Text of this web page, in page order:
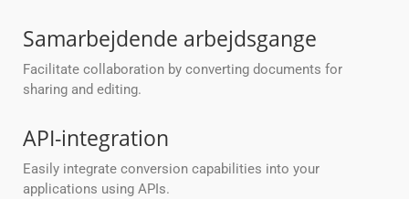
Samarbejdende arbejdsgange
Facilitate collaboration by converting documents for
sharing and editing.
API-integration
Easily integrate conversion capabilities into your
applications using APIs.